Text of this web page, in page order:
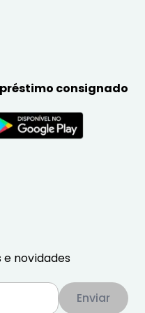
consignado
novidades
Enviar